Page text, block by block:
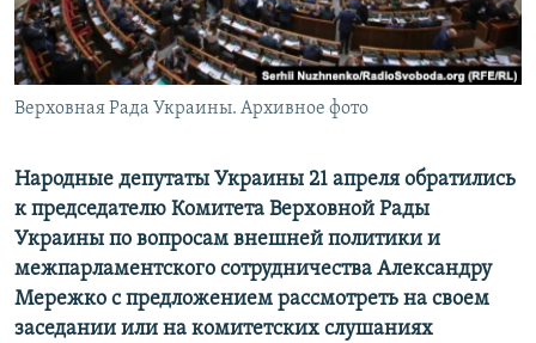
ПОБЕДИТЕЛЕЙ НЕ СУДЯТ?
КРЫМ.НЕПОКОРЕННЫЙ
ELIFBE
ПРИСОЕДИНЯЙТЕСЬ!
Все сайты RFE/RL
Верховная Рада Украины. Архивное фото
Народные депутаты Украины 21 апреля обратились
к председателю Комитета Верховной Рады
Украины по вопросам внешней политики и
межпарламентского сотрудничества Александру
Мережко с предложением рассмотреть на своем
заседании или на комитетских слушаниях